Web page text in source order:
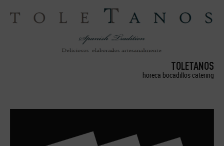
TOLETANOS
horeca bocadillos catering